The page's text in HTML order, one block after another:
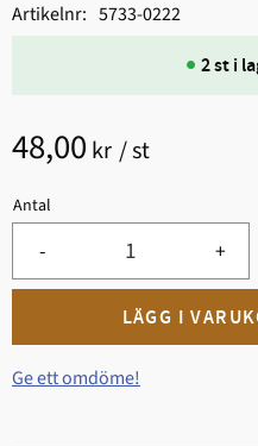
48,00 kr /st
Antal
+
-
2 st i
Artikelnr 5733-0222
Ge ett omdöme!